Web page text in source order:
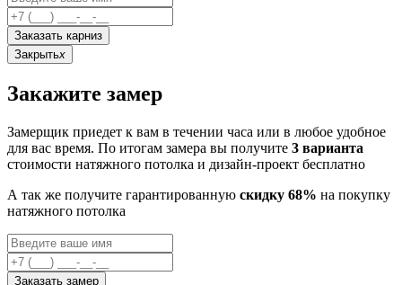
Заказать карниз
Закрытьx
Закажите замер
Замерщик приедет к вам в течении часа или в любое удобное
для вас время. По итогам замера вы получите 3 варианта
стоимости натяжного потолка и дизайн-проект бесплатно
А так же получите гарантированную скидку 68% на покупку
натяжного потолка
Заказать замер